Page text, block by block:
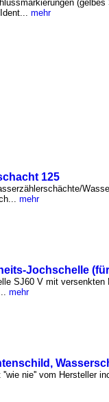
mehr
125
mehr
Jochschelle
SJ60 V mit
mehr
''wie nie'' vom Hersteller